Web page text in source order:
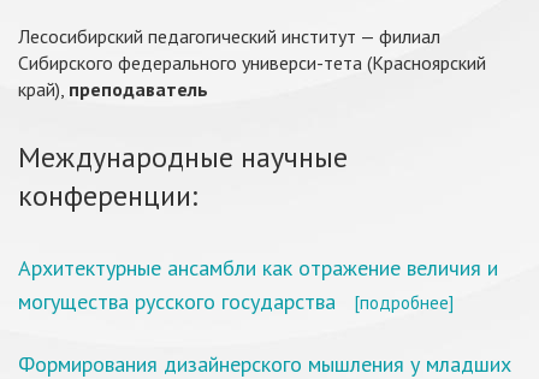
Лесосибирский педагогический институт — филиал
Сибирского федерального универси-тета (Красноярский
край), преподаватель
Международные научные
конференции:
Архитектурные ансамбли как отражение величия и
могущества русского государства
[подробнее]
Формирования дизайнерского мышления у младших